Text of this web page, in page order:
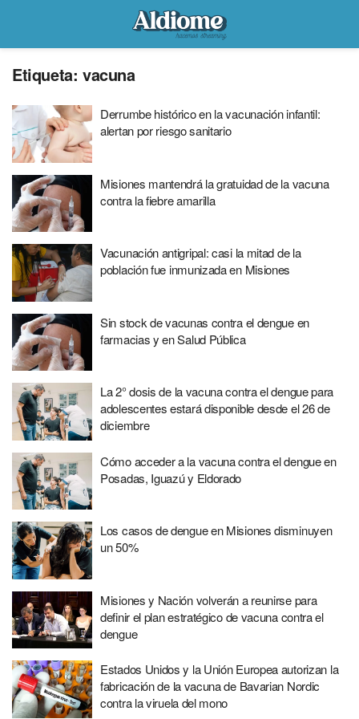
Etiqueta: vacuna
Derrumbe histórico en la vacunación infantil:
alertan por riesgo sanitario
Misiones mantendrá la gratuidad de la vacuna
contra la fiebre amarilla
Vacunación antigripal: casi la mitad de la
población fue inmunizada en Misiones
Sin stock de vacunas contra el dengue en
farmacias y en Salud Pública
La 2° dosis de la vacuna contra el dengue para
adolescentes estará disponible desde el 26 de
diciembre
Cómo acceder a la vacuna contra el dengue en
Posadas, Iguazú y Eldorado
Los casos de dengue en Misiones disminuyen
un 50%
Misiones y Nación volverán a reunirse para
definir el plan estratégico de vacuna contra el
dengue
Estados Unidos y la Unión Europea autorizan la
fabricación de la vacuna de Bavarian Nordic
contra la viruela del mono